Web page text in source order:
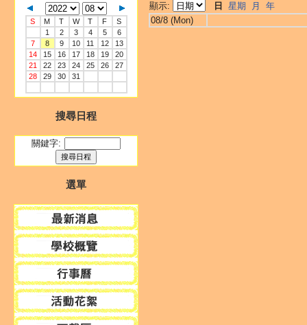
S M T W T F
S
1
2 3 4 5
6
7
8 9 10 11 12
13
14
15 16 17 18 19
20
21
22 23 24 25 26
27
28
29 30 31
搜尋日程
關鍵字:
選單
顯示: 日 星期 月
年
08/8 (Mon)